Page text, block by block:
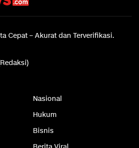
Cepat – Akurat dan Terverifikasi.
Nasional
Hukum
Bisnis